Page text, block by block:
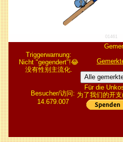
01461
Triggerwarnung:
Nicht "gegendert"!😂
没有性别主流化.
Alle
Besucher/访问:
14.679.007
Für die
为了我们的开